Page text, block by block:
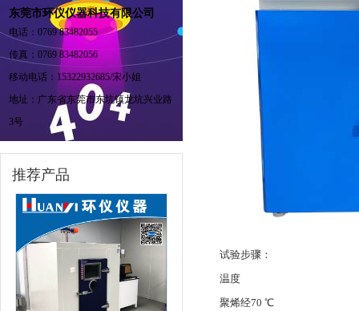
东莞市环仪仪器科技有限公司
电话：0769 83482055
传真：0769 83482056
移动电话：15322932685/宋小姐
地址：广东省东莞市东坑镇龙坑兴业路
3号
推荐产品
试验步骤：
温度
聚烯经70 ℃